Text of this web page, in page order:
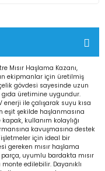
Mısır Haşlama Kazanı,
ekipmanlar için üretilmiş
gövdesi sayesinde uzun
üretimine uygundur.
ile çalışarak suyu kısa
eşit şekilde haşlanmasına
kullanım kolaylığı
kavuşmasına destek
için ideal bir
gereken mısır haşlama
uyumlu bardakta mısır
edilebilir. Dayanıklı